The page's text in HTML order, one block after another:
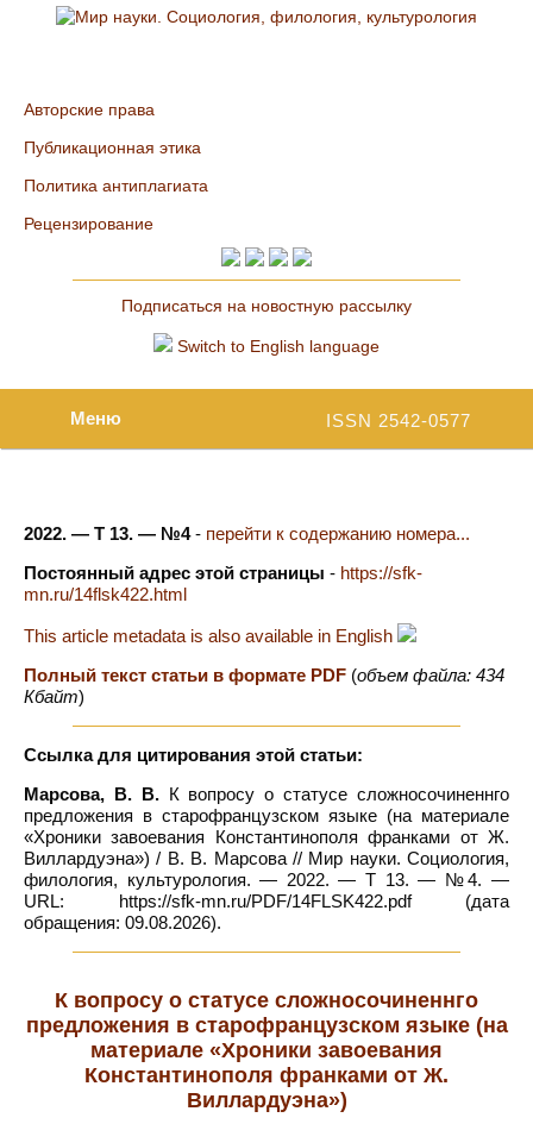
Авторские права
Публикационная этика
Политика антиплагиата
Рецензирование
Подписаться на новостную рассылку
Switch to English language
ISSN 2542-0577
Меню
2022. — Т 13. — №4- перейти к содержанию номера...
Постоянный адрес этой страницы - https://sfk-
mn.ru/14flsk422.html
This article metadata is also available in English
Полный текст статьи в формате PDF (объем файла: 434
Кбайт)
Ссылка для цитирования этой статьи:
Марсова, В. В.К вопросу о статусе сложносочиненнго
предложения в старофранцузском языке (на материале
«Хроники завоевания Константинополя франками от Ж.
Виллардуэна») / В. В. Марсова // Мир науки. Социология,
филология, культурология. — 2022. — Т 13. — №4. —
URL: https://sfk-mn.ru/PDF/14FLSK422.pdf (дата
обращения: 09.08.2026).
К вопросу о статусе сложносочиненнго
предложения в старофранцузском языке (на
материале «Хроники завоевания
Константинополя франками от Ж.
Виллардуэна»)